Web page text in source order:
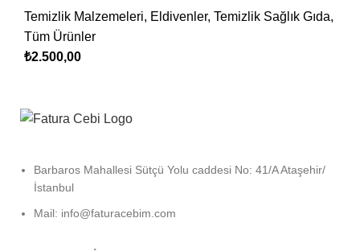
Temizlik Malzemeleri, Eldivenler, Temizlik Sağlık Gıda,
Tüm Ürünler
₺2.500,00
Barbaros Mahallesi Sütçü Yolu caddesi No: 41/A Ataşehir/
İstanbul
Mail: info@faturacebim.com